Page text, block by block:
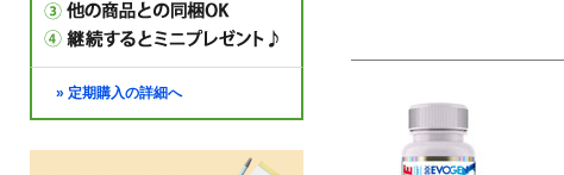
» 定期購入の詳細へ